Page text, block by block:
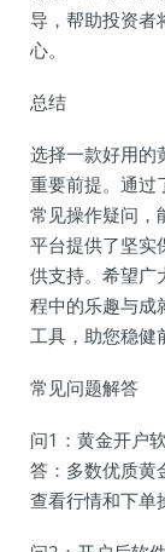
导，帮助投资者
心。
总结
选择一款好用的
重要前提。通过
常见操作疑问，
平台提供了坚实
供支持。希望广
程中的乐趣与成
工具，助您稳健
常见问题解答
问1：黄金开户
答：多数优质黄
查看行情和下单